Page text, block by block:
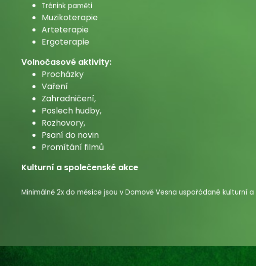
Trénink paměti
Muzikoterapie
Arteterapie
Ergoterapie
Volnočasové aktivity:
Procházky
Vaření
Zahradničení,
Poslech hudby,
Rozhovory,
Psaní do novin
Promítání filmů
Kulturní a společenské akce
Minimálně 2x do měsíce jsou v Domově Vesna uspořádané